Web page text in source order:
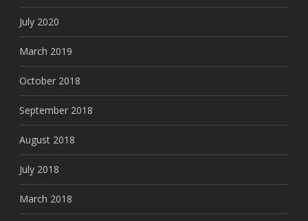
July 2020
March 2019
October 2018
September 2018
August 2018
July 2018
March 2018